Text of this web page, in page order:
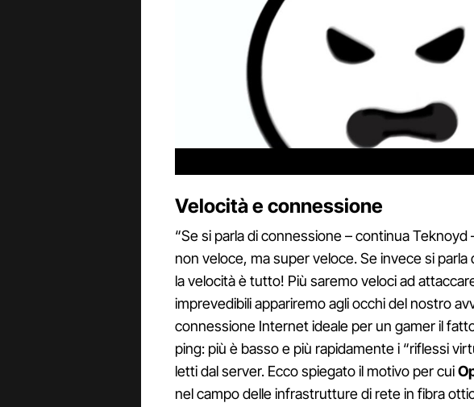
Velocità e connessione
“Se si parla di connessione – continua
non veloce, ma super veloce. Se invece si parla
la velocità è tutto! Più saremo veloci ad
imprevedibili appariremo agli occhi del nostro
connessione Internet ideale per un gamer il
ping: più è basso e più rapidamente i “riflessi
letti dal server. Ecco spiegato il motivo per cui
nel campo delle infrastrutture di rete in fibra